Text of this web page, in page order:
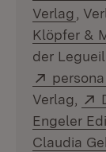
Verlag
,
Klöpfer &
der
Extern:
Verlag,
Engeler
Claudia